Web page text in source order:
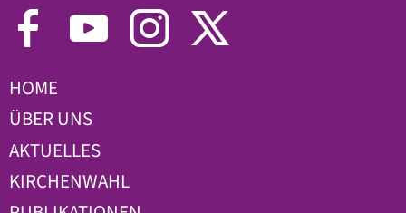
HOME
ÜBER UNS
AKTUELLES
KIRCHENWAHL